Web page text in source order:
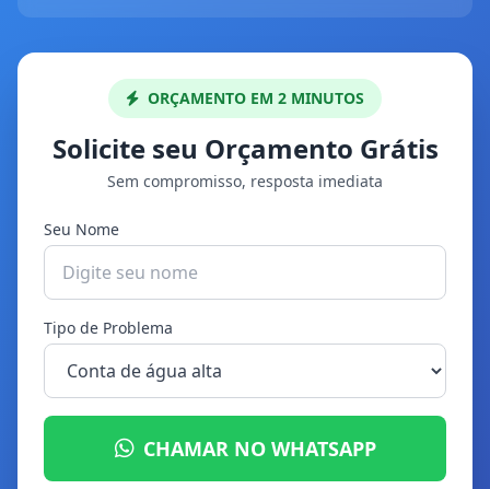
ORÇAMENTO EM 2 MINUTOS
Solicite seu Orçamento Grátis
Sem compromisso, resposta imediata
Seu Nome
Tipo de Problema
CHAMAR NO WHATSAPP